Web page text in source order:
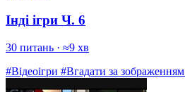
Інді ігри Ч. 6
30 питань · ≈9 хв
#Відеоігри #Вгадати за зображенням